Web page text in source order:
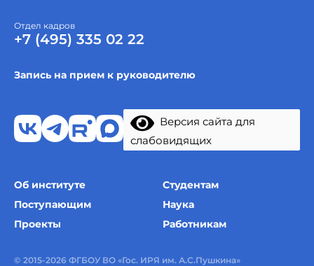
Отдел кадров
+7 (495) 335 02 22
Запись на прием к руководителю
Версия сайта для
слабовидящих
Об институте
Студентам
Поступающим
Наука
Проекты
Работникам
© 2015-2026 ФГБОУ ВО «Гос. ИРЯ им. А.С.Пушкина»